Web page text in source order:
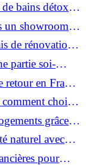
bains détox
un showroom-
de rénovation à
partie soi-
en France
choisir
grâce à
naturel avec
pour